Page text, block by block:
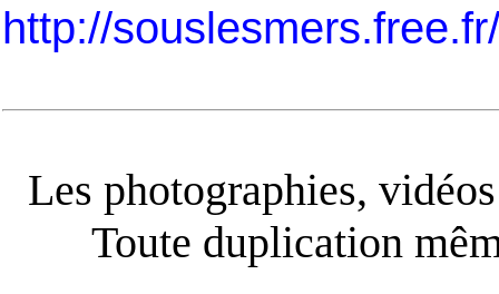
http://
Les photographies,
Toute duplication